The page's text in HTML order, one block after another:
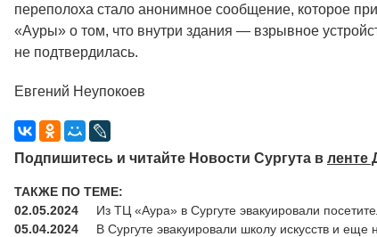
переполоха стало анонимное сообщение, которое
«Ауры» о том, что внутри здания — взрывное
не подтвердилась.
Евгений Неупокоев
Подпишитесь и читайте Новости Сургута в ленте
ТАКЖЕ ПО ТЕМЕ:
02.05.2024
Из ТЦ «Аура» в Сургуте эвакуировали
05.04.2024
В Сургуте эвакуировали школу искусств и еще